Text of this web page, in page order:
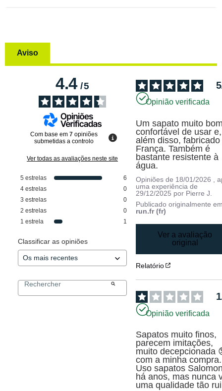
Aviso
4.4/5
Com base em 7 opiniões
submetidas a controlo
Ver todas as avaliações neste site
5 estrelas
6
4 estrelas
0
3 estrelas
0
2 estrelas
0
1 estrela 1
Classificar as opiniões
5
Opinião verificada
Um sapato muito
confortável de usar e,
além disso, fabricado
França. Também é
bastante resistente à
água.
Opiniões de 18/01/2026
,
uma experiência de
29/12/2025 por Pierre J.
Publicado originalmente
run.fr (fr)
Ver a avaliação
original
Relatório
1
Opinião verificada
Sapatos muito finos,
parecem imitações,
muito decepcionada
com a minha compra.
Uso sapatos
há anos, mas nunca
uma qualidade tão